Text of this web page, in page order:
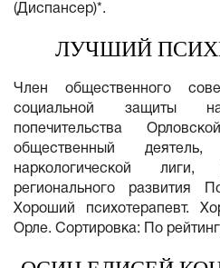
(Диспансер)*.
ЛУЧШИЙ
Член общественного
социальной защиты
попечительства
общественный
наркологической лиги,
регионального развития
Хороший психотерапевт.
Орле. Сортировка: По